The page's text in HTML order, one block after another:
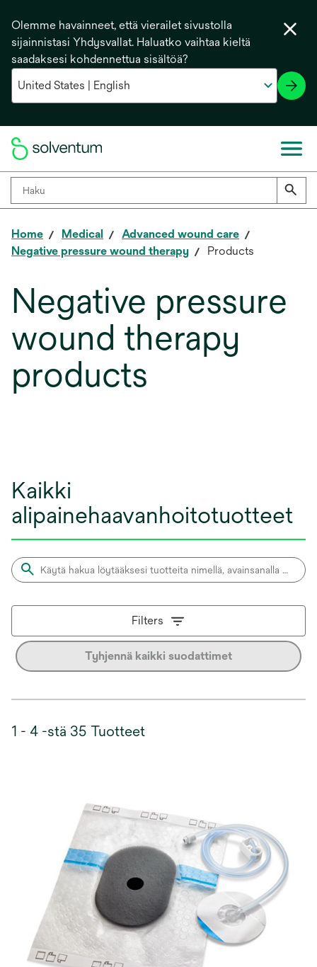
Olemme havainneet, että vierailet sivustolla
sijainnistasi Yhdysvallat. Haluatko vaihtaa kieltä
saadaksesi kohdennettua sisältöä?
Home Medical
Advanced wound care
Negative pressure wound therapy
Products
Negative pressure
wound therapy
products
Kaikki
alipainehaavanhoitotuotteet
Filters
Tyhjennä kaikki suodattimet
1 - 4 -stä 35 Tuotteet